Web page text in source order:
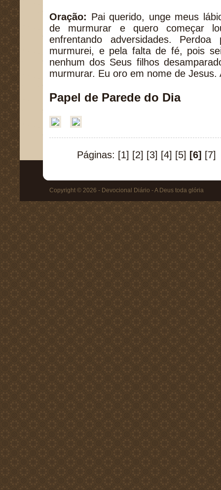
Oração: Pai querido, unge meus
de murmurar e quero começar
enfrentando adversidades.
murmurei, e pela falta de fé, pois
nenhum dos Seus filhos
murmurar. Eu oro em nome de Jesus.
Papel de Parede do Dia
Páginas: [1] [2] [3] [4] [5] [6] [7]
Copyright © 2026 - Devocional Diário - A Deus toda glória